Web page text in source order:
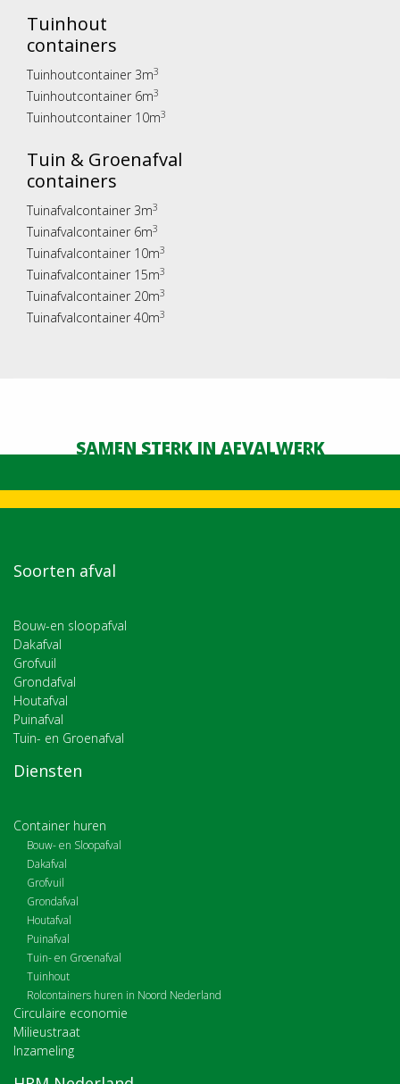
Tuinhout
containers
Tuinhoutcontainer 3m3
Tuinhoutcontainer 6m3
Tuinhoutcontainer 10m3
Tuin & Groenafval
containers
Tuinafvalcontainer 3m3
Tuinafvalcontainer 6m3
Tuinafvalcontainer 10m3
Tuinafvalcontainer 15m3
Tuinafvalcontainer 20m3
Tuinafvalcontainer 40m3
SAMEN STERK IN AFVALWERK
Soorten afval
Bouw-en sloopafval
Dakafval
Grofvuil
Grondafval
Houtafval
Puinafval
Tuin- en Groenafval
Diensten
Container huren
Bouw- en Sloopafval
Dakafval
Grofvuil
Grondafval
Houtafval
Puinafval
Tuin- en Groenafval
Tuinhout
Rolcontainers huren in Noord Nederland
Circulaire economie
Milieustraat
Inzameling